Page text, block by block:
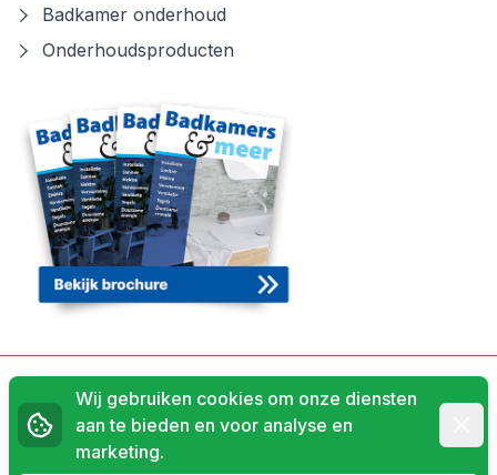
Badkamer onderhoud
Onderhoudsproducten
Privacyverklaring
Wij gebruiken cookies om onze diensten
aan te bieden en voor analyse en
marketing.